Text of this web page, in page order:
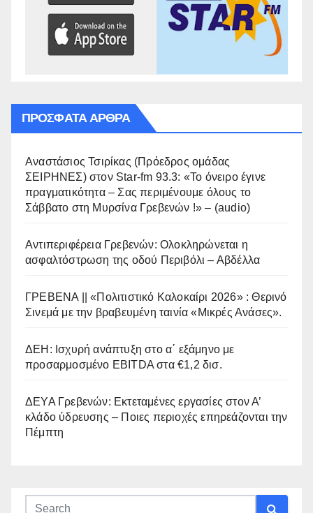
ΠΡΌΣΦΑΤΑ ΆΡΘΡΑ
Αναστάσιος Τσιρίκας (Πρόεδρος ομάδας
ΣΕΙΡΗΝΕΣ) στον Star-fm 93.3: «Το όνειρο έγινε
πραγματικότητα – Σας περιμένουμε όλους το
Σάββατο στη Μυρσίνα Γρεβενών !» – (audio)
Αντιπεριφέρεια Γρεβενών: Ολοκληρώνεται η
ασφαλτόστρωση της οδού Περιβόλι – Αβδέλλα
ΓΡΕΒΕΝΑ || «Πολιτιστικό Καλοκαίρι 2026» : Θερινό
Σινεμά με την βραβευμένη ταινία «Μικρές Ανάσες».
ΔΕΗ: Ισχυρή ανάπτυξη στο α΄ εξάμηνο με
προσαρμοσμένο EBITDA στα €1,2 δισ.
ΔΕΥΑ Γρεβενών: Εκτεταμένες εργασίες στον Α’
κλάδο ύδρευσης – Ποιες περιοχές επηρεάζονται την
Πέμπτη